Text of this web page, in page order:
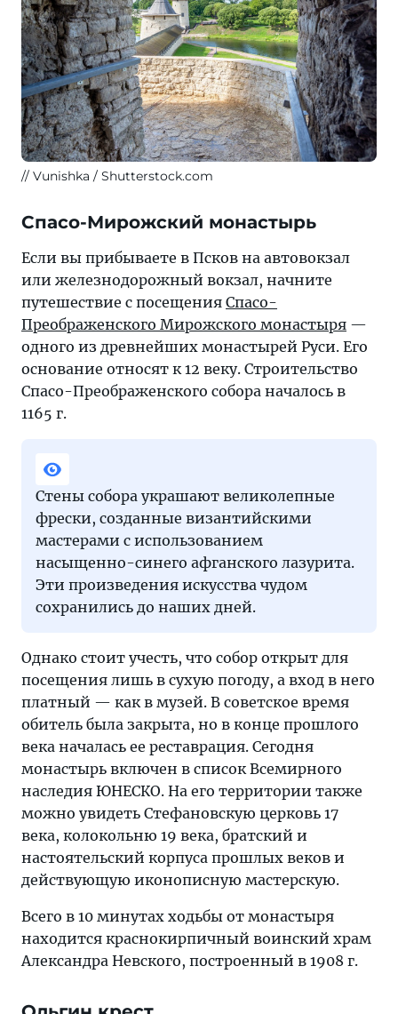
Vunishka / Shutterstock.com
Спасо-Мирожский монастырь
Если вы прибываете в Псков на автовокзал
или железнодорожный вокзал, начните
путешествие с посещения Спасо-
Преображенского Мирожского монастыря —
одного из древнейших монастырей Руси. Его
основание относят к 12 веку. Строительство
Спасо-Преображенского собора началось в
1165 г.
Стены собора украшают великолепные
фрески, созданные византийскими
мастерами с использованием
насыщенно-синего афганского лазурита.
Эти произведения искусства чудом
сохранились до наших дней.
Однако стоит учесть, что собор открыт для
посещения лишь в сухую погоду, а вход в него
платный — как в музей. В советское время
обитель была закрыта, но в конце прошлого
века началась ее реставрация. Сегодня
монастырь включен в список Всемирного
наследия ЮНЕСКО. На его территории также
можно увидеть Стефановскую церковь 17
века, колокольню 19 века, братский и
настоятельский корпуса прошлых веков и
действующую иконописную мастерскую.
Всего в 10 минутах ходьбы от монастыря
находится краснокирпичный воинский храм
Александра Невского, построенный в 1908 г.